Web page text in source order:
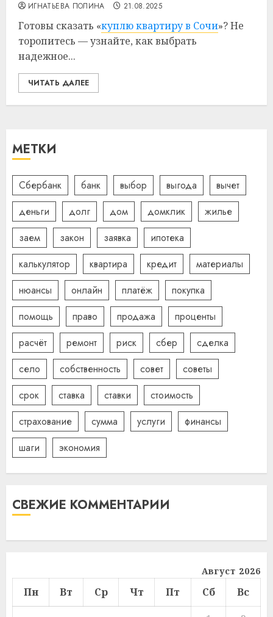
ИГНАТЬЕВА ПОЛИНА 21.08.2025
Готовы сказать «куплю квартиру в Сочи»? Не
торопитесь — узнайте, как выбрать
надежное...
ЧИТАТЬ ДАЛЕЕ
МЕТКИ
Сбербанк банк выбор выгода
вычет
деньги
долг дом домклик
жилье
заем
закон заявка
ипотека
калькулятор
квартира кредит
материалы
нюансы
онлайн платёж
покупка
помощь
право продажа
проценты
расчёт
ремонт риск сбер
сделка
село
собственность совет
советы
срок
ставка ставки
стоимость
страхование
сумма услуги
финансы
шаги
экономия
СВЕЖИЕ КОММЕНТАРИИ
Август 2026
Пн Вт Ср Чт Пт Сб
Вс